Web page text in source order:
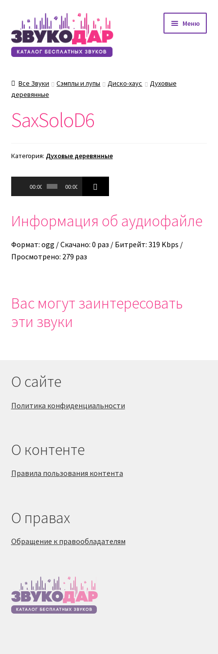
Перейти
к
навигации
Перейти
к
содержимому
Меню
Все Звуки Сэмплы и лупы Диско-хаус
Духовые
деревянные
SaxSoloD6
Категория: Духовые деревянные
Аудиоплеер
00:00 00:00
Информация об аудиофайле
Формат: ogg / Скачано: 0 раз / Битрейт: 319 Kbps /
Просмотрено: 279 раз
Вас могут заинтересовать
эти звуки
О сайте
Политика конфиденциальности
О контенте
Правила пользования контента
О правах
Обращение к правообладателям